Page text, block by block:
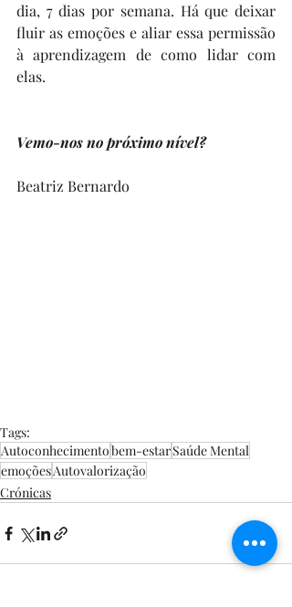
dia, 7 dias por semana. Há que deixar
fluir as emoções e aliar essa permissão
à aprendizagem de como lidar com
elas.
Vemo-nos no próximo nível?
Beatriz Bernardo
Tags:
Autoconhecimentobem-estarSaúde Mental
emoçõesAutovalorização
Crónicas